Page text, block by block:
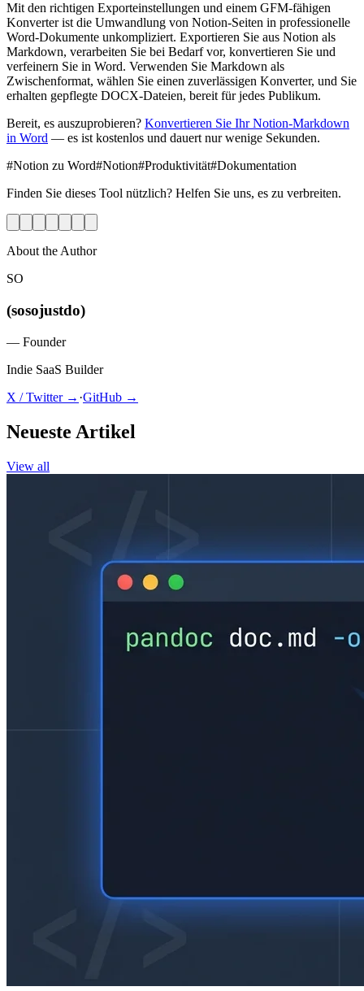
Mit den richtigen Exporteinstellungen und einem GFM-fähigen
Konverter ist die Umwandlung von Notion-Seiten in professionelle
Word-Dokumente unkompliziert. Exportieren Sie aus Notion als
Markdown, verarbeiten Sie bei Bedarf vor, konvertieren Sie und
verfeinern Sie in Word. Verwenden Sie Markdown als
Zwischenformat, wählen Sie einen zuverlässigen Konverter, und Sie
erhalten gepflegte DOCX-Dateien, bereit für jedes Publikum.
Bereit, es auszuprobieren? Konvertieren Sie Ihr Notion-Markdown
in Word — es ist kostenlos und dauert nur wenige Sekunden.
#Notion zu Word#Notion#Produktivität#Dokumentation
Finden Sie dieses Tool nützlich? Helfen Sie uns, es zu verbreiten.
About the Author
SO
(sosojustdo)
— Founder
Indie SaaS Builder
X / Twitter → ·GitHub →
Neueste Artikel
View all